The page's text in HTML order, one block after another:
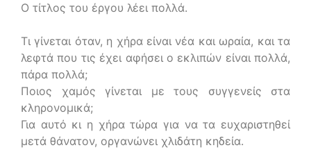
Ο τίτλος του έργου λέει πολλά.
Τι γίνεται όταν, η χήρα είναι νέα και ωραία, και τα
λεφτά που τις έχει αφήσει ο εκλιπών είναι πολλά,
πάρα πολλά;
Ποιος χαμός γίνεται με τους συγγενείς στα
κληρονομικά;
Για αυτό κι η χήρα τώρα για να τα ευχαριστηθεί
μετά θάνατον, οργανώνει χλιδάτη κηδεία.